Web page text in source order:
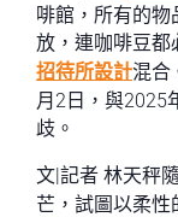
啡館，所有的
放，連咖啡豆都
招待所設計混合
月2日，與2025
歧。
文|記者 林天秤
芒，試圖以柔